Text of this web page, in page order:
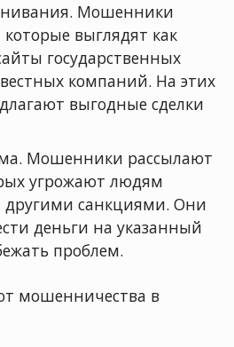
Мошенники
выглядят как
государственных
компаний. На этих
выгодные сделки
Мошенники рассылают
угрожают людям
санкциями. Они
деньги на указанный
проблем.
мошенничества в